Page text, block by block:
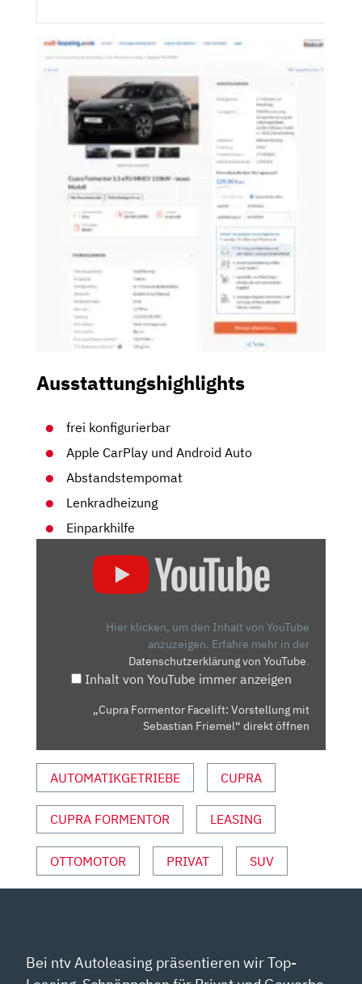
Ausstattungshighlights
frei konfigurierbar
Apple CarPlay und Android Auto
Abstandstempomat
Lenkradheizung
Einparkhilfe
FORMENTOR
FACELIFT:
Hier klicken, um den Inhalt von YouTube
anzuzeigen. Erfahre mehr in der
Datenschutzerklärung von YouTube.
Inhalt von YouTube immer anzeigen
„Cupra Formentor Facelift: Vorstellung mit
Sebastian Friemel“ direkt öffnen
AUTOMATIKGETRIEBE CUPRA
CUPRA FORMENTOR LEASING
OTTOMOTOR PRIVAT SUV
Bei ntv Autoleasing präsentieren wir Top-